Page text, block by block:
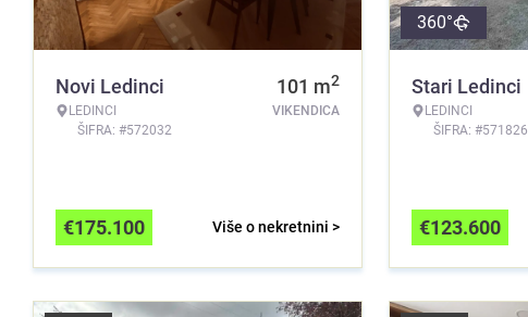
Novi Ledinci
LEDINCI
ŠIFRA: #572032
101 m2
VIKENDICA
Više o nekretnini >
€175.100
360°
Stari Ledinci
LEDINCI
ŠIFRA: #571826
€123.600